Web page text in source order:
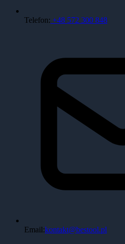
Telefon: +48 572 300 848
Email:kontakt@bestool.pl